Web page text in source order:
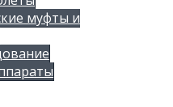
муфты и